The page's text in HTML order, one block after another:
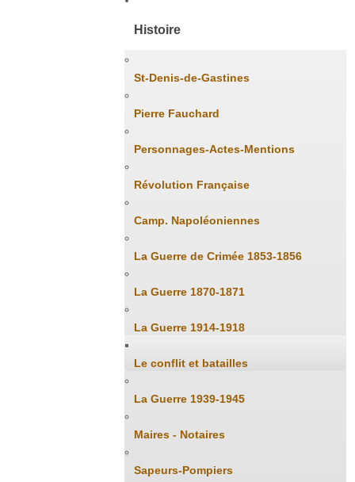
Histoire
St-Denis-de-Gastines
Pierre Fauchard
Personnages-Actes-Mentions
Révolution Française
Camp. Napoléoniennes
La Guerre de Crimée 1853-1856
La Guerre 1870-1871
La Guerre 1914-1918
Le conflit et batailles
La Guerre 1939-1945
Maires - Notaires
Sapeurs-Pompiers